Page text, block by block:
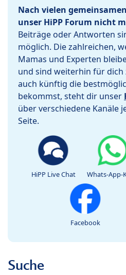
Nach vielen
unser HiPP Forum nicht
Beiträge oder Antworten
möglich. Die zahlreichen,
Mamas und Experten
und sind weiterhin für dich
auch künftig die
bekommst, steht dir unser
über verschiedene Kanäle
Seite.
HiPP Live Chat Whats-App-
Facebook
Suche